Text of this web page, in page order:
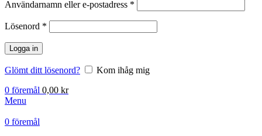
Användarnamn eller e-postadress *
Lösenord *
Logga in
Glömt ditt lösenord?
Kom ihåg mig
0 föremål 0,00 kr
Menu
0 föremål